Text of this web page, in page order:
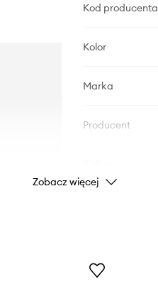
Kod producenta
Kolor
Marka
Producent
Zobacz więcej